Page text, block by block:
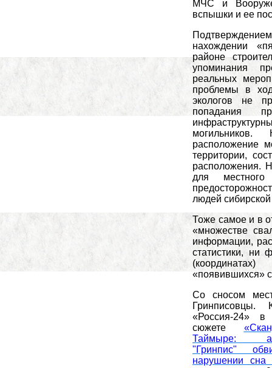
МЧС и
вспышки и ее
нахождении
районе
упоминания
реальных
проблемы в
экологов не
попадания
расположение
территории,
расположения.
для
людей
Тоже самое и в
«множестве
информации,
статистики, ни
«появившихся»
Со сносом
«Россия-24» в
сюжете
Таймыре:
"Гринпис"
нарушении сна